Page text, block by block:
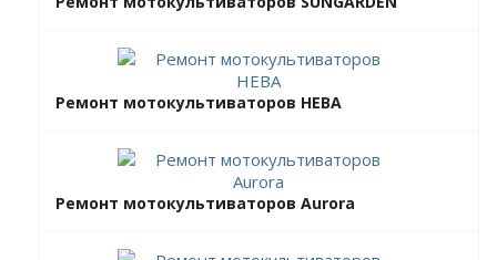
Ремонт мотокультиваторов НЕВА
Ремонт мотокультиваторов Aurora